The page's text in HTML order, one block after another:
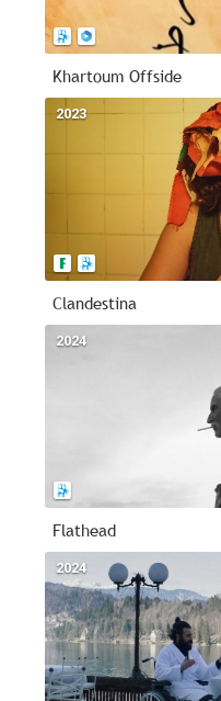
Khartoum Offside
2023
Clandestina
2024
Flathead
2024